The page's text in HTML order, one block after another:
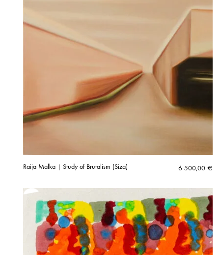
Raija Malka | Study of Brutalism (Siza) 6 500,00 €